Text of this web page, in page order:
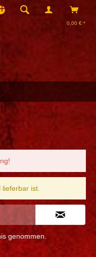
0,00 € *
ist.
genommen.